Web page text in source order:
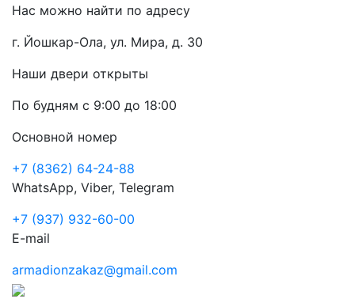
Нас можно найти по адресу
г. Йошкар-Ола, ул. Мира, д. 30
Наши двери открыты
По будням с 9:00 до 18:00
Основной номер
+7 (8362) 64-24-88
WhatsApp, Viber, Telegram
+7 (937) 932-60-00
E-mail
armadionzakaz@gmail.com